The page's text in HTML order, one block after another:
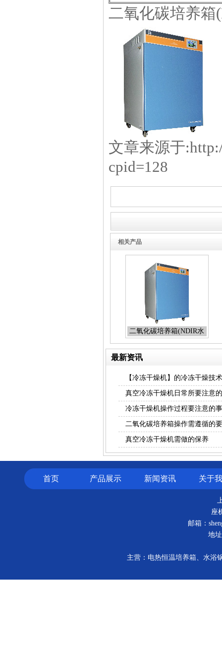
二氧化碳培养箱
文章来源于
cpid=128
相关产品
二氧化碳培养箱(NDIR水
最新资讯
【冷冻干燥机】的冷冻干燥技术
真空冷冻干燥机日常所要注意
冷冻干燥机操作过程要注意的
二氧化碳培养箱操作需遵循的
真空冷冻干燥机需做的保养
首页 产品展示 新闻资讯 关于
座
邮箱：
地
主营：电热恒温培养箱、水浴